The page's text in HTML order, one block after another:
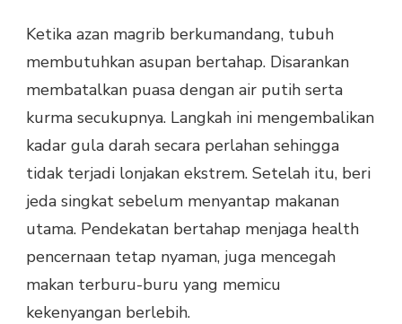
Ketika azan magrib berkumandang, tubuh
membutuhkan asupan bertahap. Disarankan
membatalkan puasa dengan air putih serta
kurma secukupnya. Langkah ini mengembalikan
kadar gula darah secara perlahan sehingga
tidak terjadi lonjakan ekstrem. Setelah itu, beri
jeda singkat sebelum menyantap makanan
utama. Pendekatan bertahap menjaga health
pencernaan tetap nyaman, juga mencegah
makan terburu-buru yang memicu
kekenyangan berlebih.